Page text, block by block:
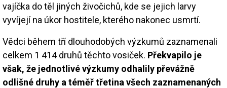
vajíčka do těl jiných živočichů, kde se jejich larvy
vyvíjejí na úkor hostitele, kterého nakonec usmrtí.
Vědci během tří dlouhodobých výzkumů zaznamenali
celkem 1 414 druhů těchto vosiček. Překvapilo je
však, že jednotlivé výzkumy odhalily převážně
odlišné druhy a téměř třetina všech zaznamenaných